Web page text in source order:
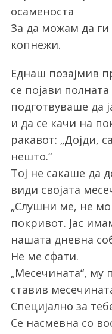
осаменоста
За да можам да
копнежи.
Еднаш позајмив
се појави
подготвуваше да
и да се качи на
ракавот: „Дојди,
нешто.“
Тој не сакаше да
види својата
„Слушни ме, не
покривот. Јас
нашата дневна
Не ме сфати.
„Месечината“, му
ставив
Специјално за
Се насмевна со